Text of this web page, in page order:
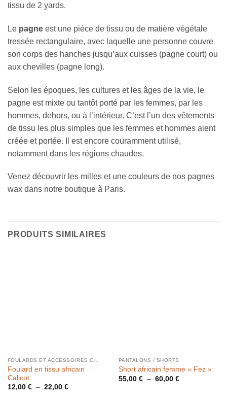
tissu de 2 yards.
Le pagne est une pièce de tissu ou de matière végétale
tressée rectangulaire, avec laquelle une personne couvre
son corps des hanches jusqu’aux cuisses (pagne court) ou
aux chevilles (pagne long).
Selon les époques, les cultures et les âges de la vie, le
pagne est mixte ou tantôt porté par les femmes, par les
hommes, dehors, ou à l’intérieur. C’est l’un des vêtements
de tissu les plus simples que les femmes et hommes aient
créée et portée. Il est encore couramment utilisé,
notamment dans les régions chaudes.
Venez découvrir les milles et une couleurs de nos pagnes
wax dans notre boutique à Paris.
PRODUITS SIMILAIRES
Foulard en tissu africain
Calicot
12,00 € – 22,00 €Plage
PANTALONS / SHORTS
Short africain femme « Fez »
55,00 € – 60,00 €Plage